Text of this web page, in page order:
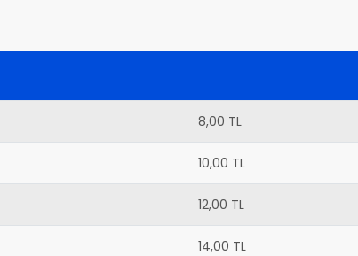
8,00 TL
10,00 TL
12,00 TL
14,00 TL